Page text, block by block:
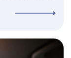
не